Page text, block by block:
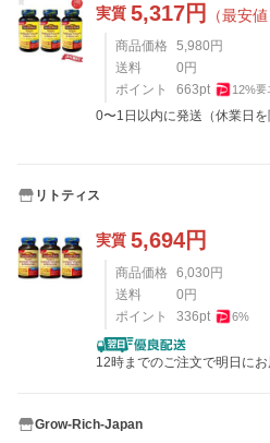
実質 5,317円 （最安値
商品価格 5,980 円
送料
0 円
ポイント
663pt 12%要
0〜1日以内に発送（休業日を
リトティス
実質 5,694円
商品価格 6,030 円
送料
0 円
ポイント
336pt 6%
12時までのご注文で明日にお
Grow-Rich-Japan